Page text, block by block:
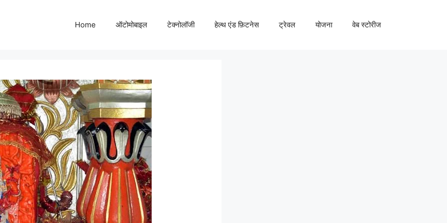
Home ऑटोमोबाइल टेक्नोलॉजी हेल्थ एंड फ़िटनेस ट्रेवल योजना वेब स्टोरीज